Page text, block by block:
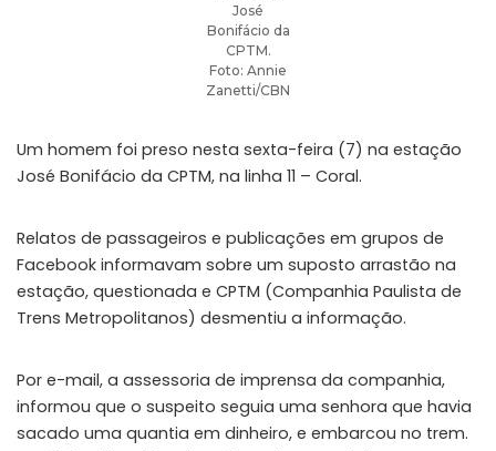
José
Bonifácio da
CPTM.
Foto: Annie
Zanetti/CBN
Um homem foi preso nesta sexta-feira (7) na estação
José Bonifácio da CPTM, na linha 11 – Coral.
Relatos de passageiros e publicações em grupos de
Facebook informavam sobre um suposto arrastão na
estação, questionada e CPTM (Companhia Paulista de
Trens Metropolitanos) desmentiu a informação.
Por e-mail, a assessoria de imprensa da companhia,
informou que o suspeito seguia uma senhora que havia
sacado uma quantia em dinheiro, e embarcou no trem.